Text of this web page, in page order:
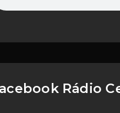
Rádio